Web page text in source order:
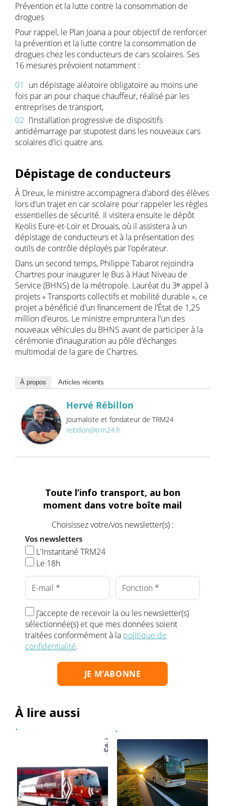
Prévention et la lutte contre la consommation de
drogues
Pour rappel, le Plan Joana a pour objectif de renforcer
la prévention et la lutte contre la consommation de
drogues chez les conducteurs de cars scolaires. Ses
16 mesures prévoient notamment :
un dépistage aléatoire obligatoire au moins une
fois par an pour chaque chauffeur, réalisé par les
entreprises de transport,
l’installation progressive de dispositifs
antidémarrage par stupotest dans les nouveaux cars
scolaires d’ici quatre ans.
Dépistage de conducteurs
À Dreux, le ministre accompagnera d’abord des élèves
lors d’un trajet en car scolaire pour rappeler les règles
essentielles de sécurité. Il visitera ensuite le dépôt
Keolis Eure-et-Loir et Drouais, où il assistera à un
dépistage de conducteurs et à la présentation des
outils de contrôle déployés par l’opérateur.
Dans un second temps, Philippe Tabarot rejoindra
Chartres pour inaugurer le Bus à Haut Niveau de
Service (BHNS) de la métropole. Lauréat du 3ᵉ appel à
projets « Transports collectifs et mobilité durable », ce
projet a bénéficié d’un financement de l’État de 1,25
million d’euros. Le ministre empruntera l’un des
nouveaux véhicules du BHNS avant de participer à la
cérémonie d’inauguration au pôle d’échanges
multimodal de la gare de Chartres.
À propos Articles récents
Hervé Rébillon
Journaliste et fondateur de TRM24
rebillon@trm24.fr
Toute l’info transport, au bon
moment dans votre boîte mail
Choisissez votre/vos newsletter(s) :
Vos newsletters
L'Instantané TRM24
Le 18h
J’accepte de recevoir la ou les newsletter(s)
sélectionnée(s) et que mes données soient
traitées conformément à la politique de
confidentialité.
À lire aussi